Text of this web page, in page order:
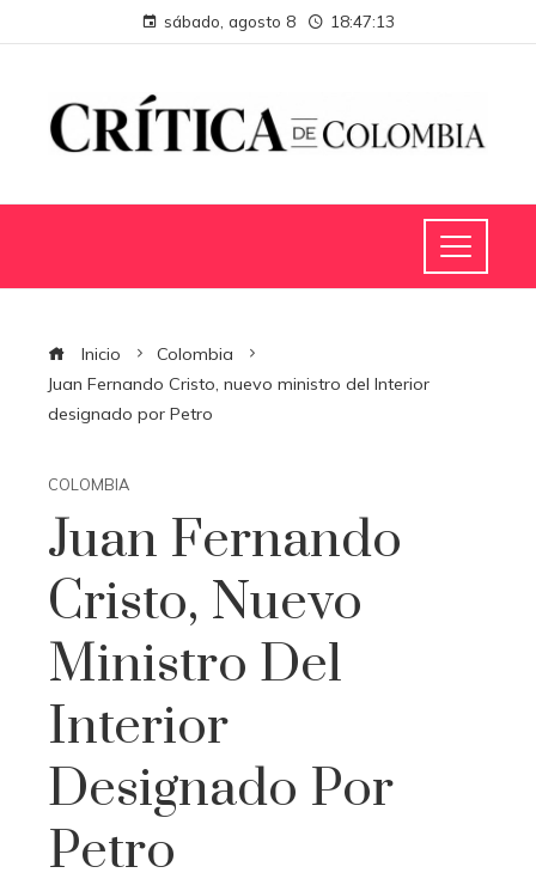
sábado, agosto 8 18:47:14
Inicio
Colombia
Juan Fernando Cristo, nuevo ministro del Interior
designado por Petro
COLOMBIA
Juan Fernando
Cristo, Nuevo
Ministro Del
Interior
Designado Por
Petro